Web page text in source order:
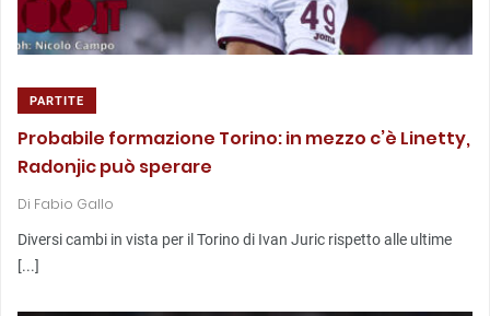
PARTITE
Probabile formazione Torino: in mezzo c’è Linetty,
Radonjic può sperare
Di Fabio Gallo
Diversi cambi in vista per il Torino di Ivan Juric rispetto alle ultime
[...]